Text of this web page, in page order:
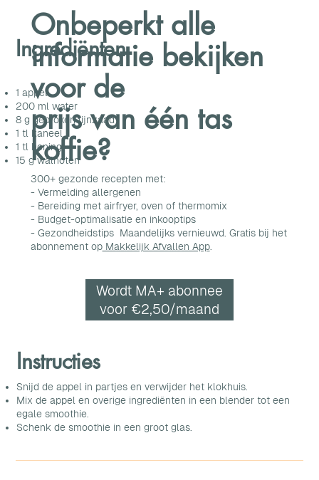
Ingrediënten
1 appel
200 ml water
8 g gebroken lijnzaad
1 tl kaneel
1 tl honing
15 g walnoten
Onbeperkt alle
informatie bekijken
voor de
prijs van één tas
koffie?
300+ gezonde recepten met:
- Vermelding allergenen
- Bereiding met airfryer, oven of thermomix
- Budget-optimalisatie en inkooptips
- Gezondheidstips Maandelijks vernieuwd. Gratis bij het
abonnement opMakkelijk Afvallen App.
Wordt MA+ abonnee
voor €2,50/maand
Instructies
Snijd de appel in partjes en verwijder het klokhuis.
Mix de appel en overige ingrediënten in een blender tot een
egale smoothie.
Schenk de smoothie in een groot glas.